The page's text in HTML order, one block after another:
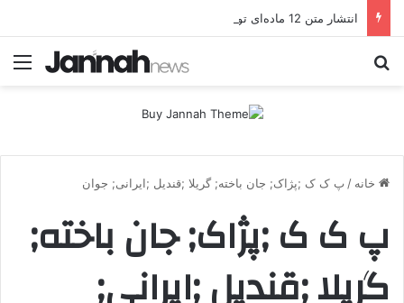
انتشار متن 12 ماده‌ای توافق نهایی بین ترکیه و پ.ک.ک
خانه / پ ک ک ;پژاک; جان باخته; گریلا ;قندیل ;ایرانی; جوان
پ ک ک ;پژاک; جان باخته;
گریلا ;قندیل ;ایرانی;